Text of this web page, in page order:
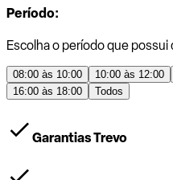
Período:
Escolha o período que
08:00 às 10:00 10:00 às 12:00
16:00 às 18:00
Todos
Garantias Trevo